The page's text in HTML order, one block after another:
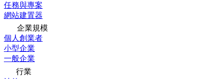
任務與專案
網站建置器
企業規模
個人創業者
小型企業
一般企業
行業